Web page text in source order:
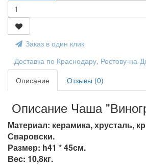
Заказ в один клик
Доставка по Краснодару, Ростову-на-
Описание
Отзывы (0)
Описание Чаша
Материал: керамика, хрусталь,
Сваровски.
Размер: h41 * 45см.
Вес: 10,8кг.